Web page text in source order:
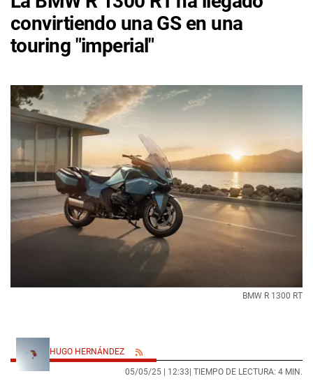
convirtiendo una GS en una
touring "imperial"
BMW R 1300 RT
HUGO HERNÁNDEZ
05/05/25 | 12:33| TIEMPO DE LECTURA: 4 MIN.